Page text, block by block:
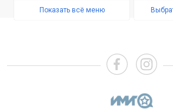
Показать всё меню